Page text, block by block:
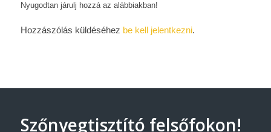
Nyugodtan járulj hozzá az alábbiakban!
Hozzászólás küldéséhez be kell jelentkezni.
Szőnyegtisztító felsőfokon!